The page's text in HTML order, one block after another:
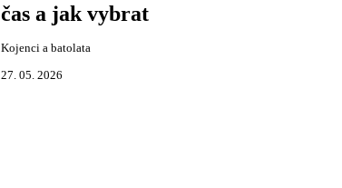
čas a jak vybrat
Kojenci a batolata
27. 05. 2026